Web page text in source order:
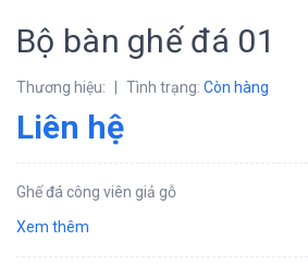
Bộ bàn ghế đá 01
Thương hiệu: Tình trạng: Còn hàng
Liên hệ
Ghế đá công viên giả gỗ
Xem thêm